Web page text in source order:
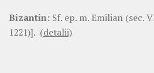
Bizantin: Sf. ep. m. Emilian (sec.
1221)]. (detalii)